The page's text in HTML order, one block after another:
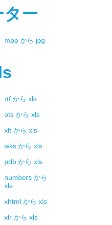
ター
mpp から jpg
rtf から xls
ots から xls
xlt から xls
wks から xls
pdb から xls
numbers から
xls
xhtml から xls
xlr から xls